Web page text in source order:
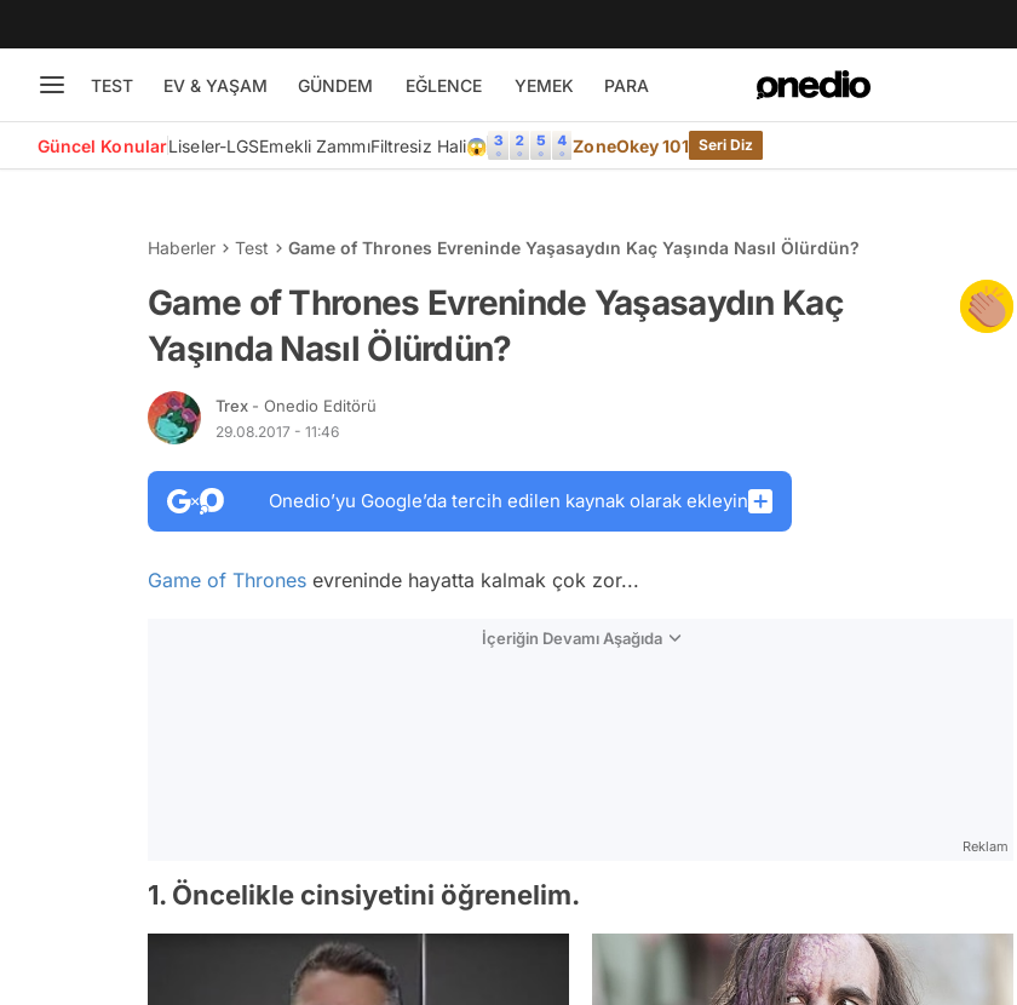
TEST EV & YAŞAM GÜNDEM EĞLENCE YEMEK PARA
Güncel KonularLiseler-LGSEmekli ZammıFiltresiz Hali😱 ZoneOkey 101 Seri Diz
Haberler Test Game of Thrones Evreninde Yaşasaydın Kaç Yaşında Nasıl Ölürdün?
Game of Thrones Evreninde Yaşasaydın Kaç
Yaşında Nasıl Ölürdün?
Trex - Onedio Editörü
29.08.2017 - 11:46
Onedio’yu Google’da tercih edilen kaynak olarak ekleyin
Game of Thrones evreninde hayatta kalmak çok zor...
İçeriğin Devamı Aşağıda
Reklam
1. Öncelikle cinsiyetini öğrenelim.